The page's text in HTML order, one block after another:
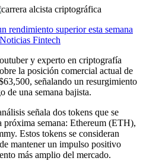
rendimiento superior esta semana
Fintech
y experto en criptografía
la posición comercial actual de
señalando un resurgimiento
de una semana bajista.
señala dos tokens que se
próxima semana: Ethereum (ETH),
Estos tokens se consideran
mantener un impulso positivo
más amplio del mercado.